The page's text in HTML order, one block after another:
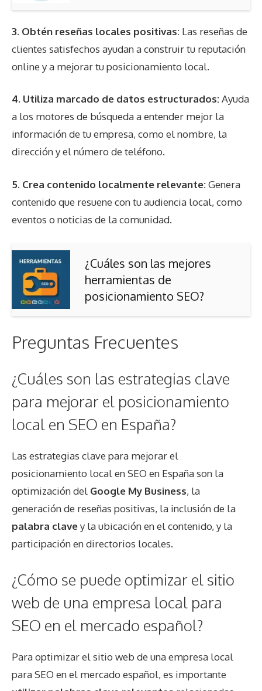
3. Obtén reseñas locales positivas: Las reseñas de
clientes satisfechos ayudan a construir tu reputación
online y a mejorar tu posicionamiento local.
4. Utiliza marcado de datos estructurados:Ayuda
a los motores de búsqueda a entender mejor la
información de tu empresa, como el nombre, la
dirección y el número de teléfono.
5. Crea contenido localmente relevante:Genera
contenido que resuene con tu audiencia local, como
eventos o noticias de la comunidad.
¿Cuáles son las mejores
herramientas de
posicionamiento SEO?
Preguntas Frecuentes
¿Cuáles son las estrategias clave
para mejorar el posicionamiento
local en SEO en España?
Las estrategias clave para mejorar el
posicionamiento local en SEO en España son la
optimización del Google My Business, la
generación de reseñas positivas, la inclusión de la
palabra clavey la ubicación en el contenido, y la
participación en directorios locales.
¿Cómo se puede optimizar el sitio
web de una empresa local para
SEO en el mercado español?
Para optimizar el sitio web de una empresa local
para SEO en el mercado español, es importante